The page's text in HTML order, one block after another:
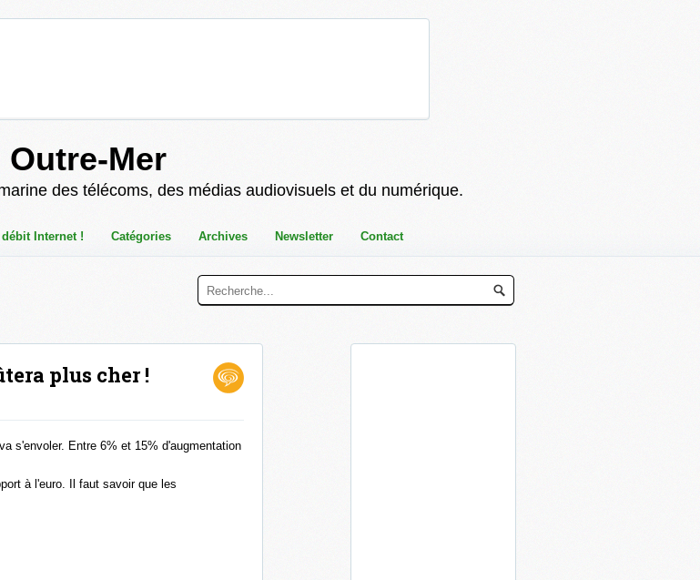
Mer
des télécoms, des médias audiovisuels et du numérique.
Internet ! Catégories Archives Newsletter Contact
plus cher !
s'envoler. Entre 6% et 15% d'augmentation
à l'euro. Il faut savoir que les